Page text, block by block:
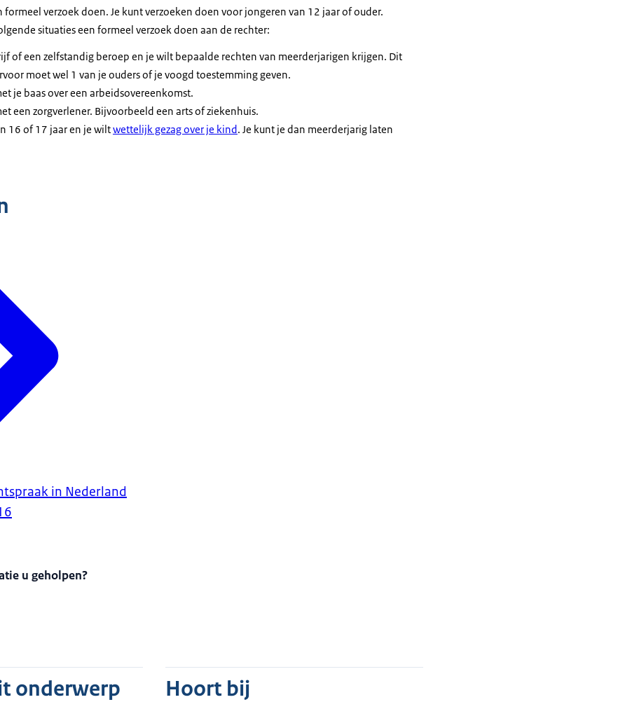
formeel verzoek doen. Je kunt verzoeken doen voor jongeren van 12 jaar of ouder.
situaties een formeel verzoek doen aan de rechter:
of een zelfstandig beroep en je wilt bepaalde rechten van meerderjarigen krijgen. Dit
moet wel 1 van je ouders of je voogd toestemming geven.
je baas over een arbeidsovereenkomst.
een zorgverlener. Bijvoorbeeld een arts of ziekenhuis.
16 of 17 jaar en je wiltwettelijk gezag over je kind. Je kunt je dan meerderjarig laten
in Nederland
u geholpen?
onderwerp Hoort bij